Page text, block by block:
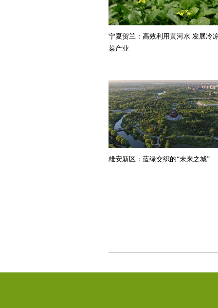
宁夏贺兰：高效利用黄河水 发展冷
菜产业
雄安新区：蓝绿交织的“未来之城”